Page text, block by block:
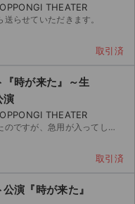
THEATER
らせていただきます。
取引済
時が来た』～生
演
THEATER
[詳細] 席 列 番〜 番 大変楽しみにしていたのですが、急用が入ってしまったため、お譲りさせて...
取引済
演『時が来た』